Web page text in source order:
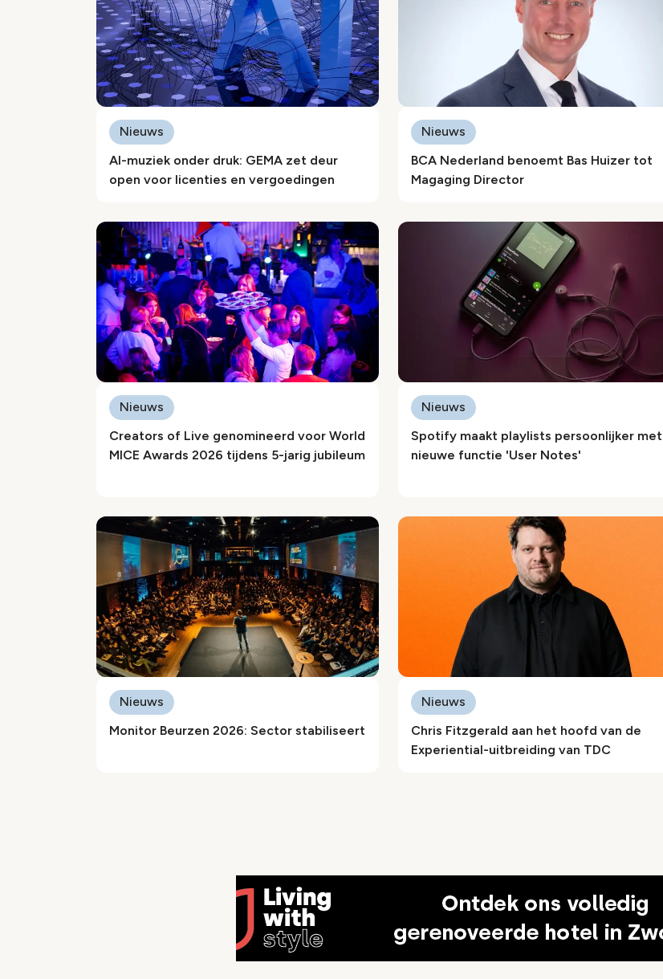
AI-muziek onder druk: GEMA zet deur
open voor licenties en vergoedingen
Nieuws
BCA Nederland benoemt Bas Huizer tot
Magaging Director
Nieuws
Creators of Live genomineerd voor World
MICE Awards 2026 tijdens 5-jarig jubileum
Nieuws
Spotify maakt playlists persoonlijker met
nieuwe functie 'User Notes'
Nieuws
Monitor Beurzen 2026: Sector stabiliseert
Nieuws
Chris Fitzgerald aan het hoofd van de
Experiential-uitbreiding van TDC
Nieuws